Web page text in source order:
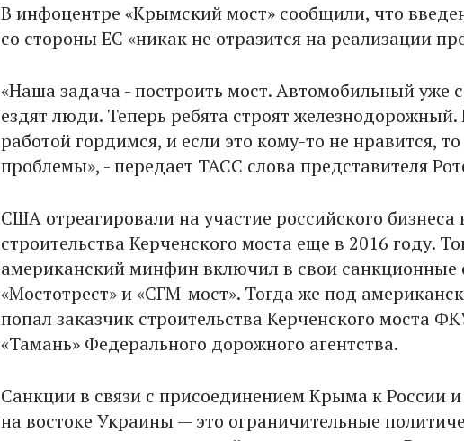
В инфоцентре «Крымский мост» сообщили, что
со стороны ЕС «никак не отразится на реализации
«Наша задача - построить мост. Автомобильный уже
ездят люди. Теперь ребята строят
работой гордимся, и если это кому-то не нравится,
проблемы», - передает ТАСС слова представителя
США отреагировали на участие российского бизнеса
строительства Керченского моста еще в 2016 году.
американский минфин включил в свои санкционные
«Мостотрест» и «СГМ-мост». Тогда же под
попал заказчик строительства Керченского моста
«Тамань» Федерального дорожного агентства.
Санкции в связи с присоединением Крыма к России
на востоке Украины — это ограничительные